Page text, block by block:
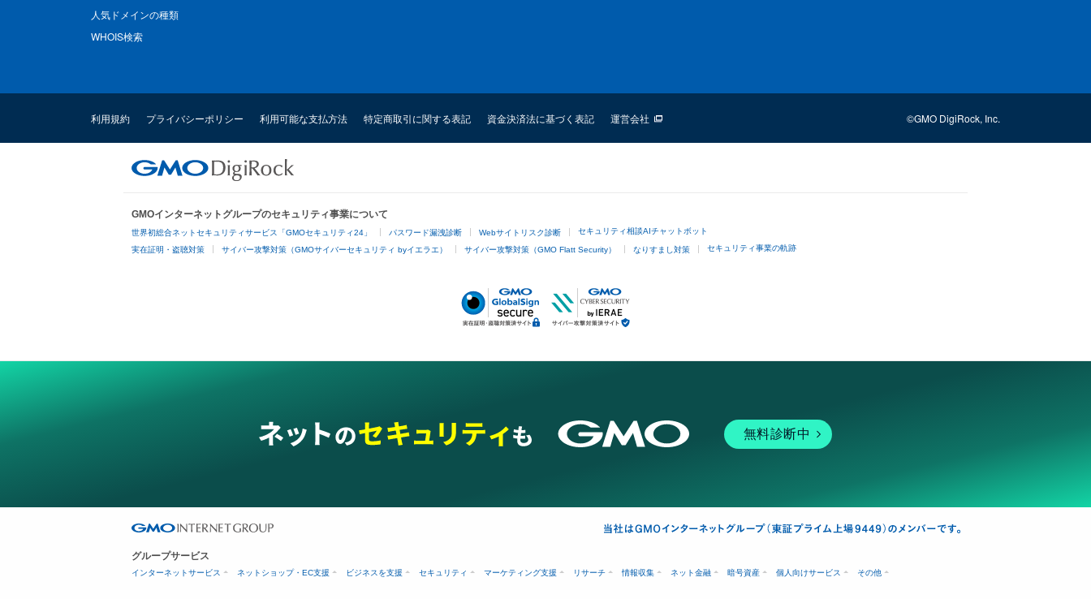
人気ドメインの種類
WHOIS検索
利用規約 プライバシーポリシー 利用可能な支払方法 特定商取引に関する表記 資金決済法に基づく表記 運営会社 ©GMO DigiRock, Inc.
GMOインターネットグループのセキュリティ事業について
世界初総合ネットセキュリティサービス「GMOセキュリティ24」 パスワード漏洩診断 Webサイトリスク診断 セキュリティ相談AIチャットボット
実在証明・盗聴対策 サイバー攻撃対策（GMOサイバーセキュリティ byイエラエ） サイバー攻撃対策（GMO Flatt Security） なりすまし対策 セキュリティ事業の軌跡
無料診断中
グループサービス
インターネットサービス ネットショップ・EC支援 ビジネスを支援 セキュリティ マーケティング支援 リサーチ 情報収集 ネット金融 暗号資産 個人向けサービス その他